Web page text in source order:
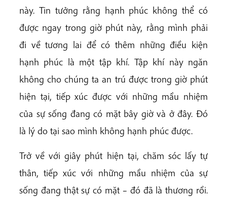
này. Tin tưởng rằng hạnh phúc không thể có
được ngay trong giờ phút này, rằng mình phải
đi về tương lai để có thêm những điều kiện
hạnh phúc là một tập khí. Tập khí này ngăn
không cho chúng ta an trú được trong giờ phút
hiện tại, tiếp xúc được với những mầu nhiệm
của sự sống đang có mặt bây giờ và ở đây. Đó
là lý do tại sao mình không hạnh phúc được.
Trở về với giây phút hiện tại, chăm sóc lấy tự
thân, tiếp xúc với những mầu nhiệm của sự
sống đang thật sự có mặt – đó đã là thương rồi.